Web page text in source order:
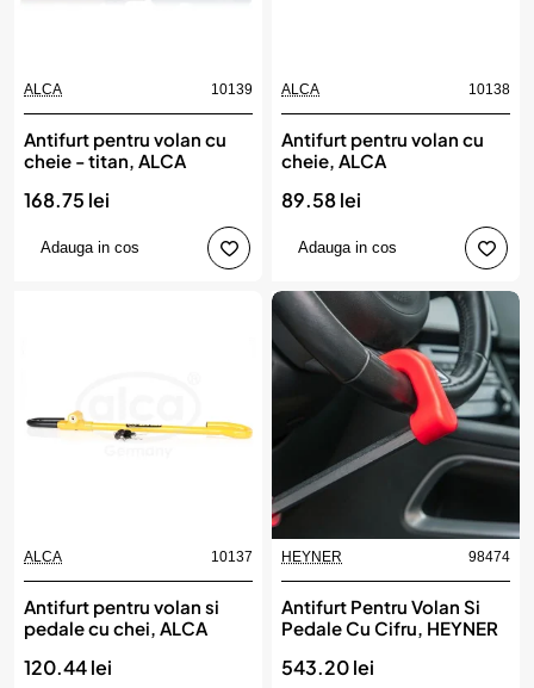
ALCA 10139
Antifurt pentru volan cu
cheie - titan, ALCA
168.75 lei
Adauga in cos
ALCA 10138
Antifurt pentru volan cu
cheie, ALCA
89.58 lei
Adauga in cos
ALCA 10137
Antifurt pentru volan si
pedale cu chei, ALCA
120.44 lei
HEYNER 98474
Antifurt Pentru Volan Si
Pedale Cu Cifru, HEYNER
543.20 lei